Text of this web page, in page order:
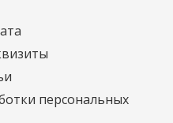
персональных